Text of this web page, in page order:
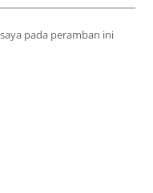
pada peramban ini